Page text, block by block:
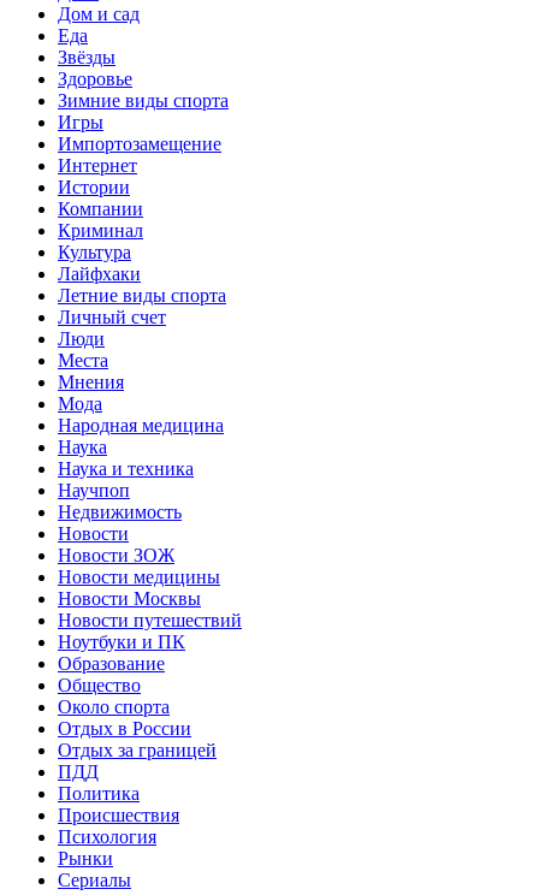
Дом и сад
Еда
Звёзды
Здоровье
Зимние виды спорта
Игры
Импортозамещение
Интернет
Истории
Компании
Криминал
Культура
Лайфхаки
Летние виды спорта
Личный счет
Люди
Места
Мнения
Мода
Народная медицина
Наука
Наука и техника
Научпоп
Недвижимость
Новости
Новости ЗОЖ
Новости медицины
Новости Москвы
Новости путешествий
Ноутбуки и ПК
Образование
Общество
Около спорта
Отдых в России
Отдых за границей
ПДД
Политика
Происшествия
Психология
Рынки
Сериалы